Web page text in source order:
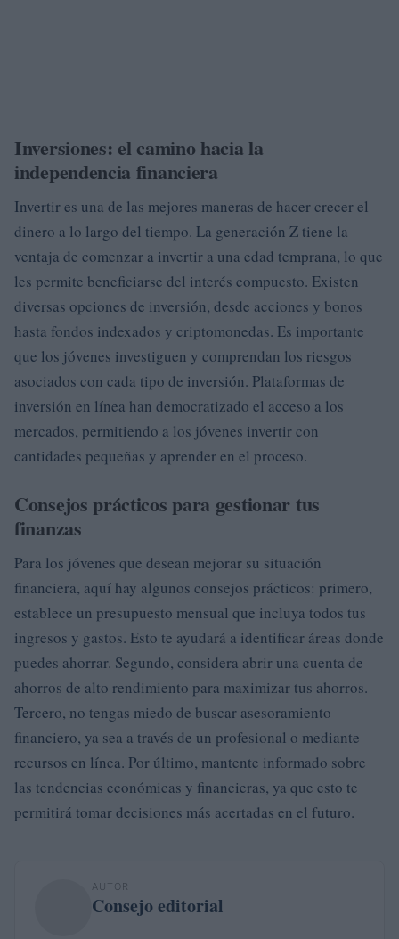
Inversiones: el camino hacia la
independencia financiera
Invertir es una de las mejores maneras de hacer crecer el
dinero a lo largo del tiempo. La generación Z tiene la
ventaja de comenzar a invertir a una edad temprana, lo que
les permite beneficiarse del interés compuesto. Existen
diversas opciones de inversión, desde acciones y bonos
hasta fondos indexados y criptomonedas. Es importante
que los jóvenes investiguen y comprendan los riesgos
asociados con cada tipo de inversión. Plataformas de
inversión en línea han democratizado el acceso a los
mercados, permitiendo a los jóvenes invertir con
cantidades pequeñas y aprender en el proceso.
Consejos prácticos para gestionar tus
finanzas
Para los jóvenes que desean mejorar su situación
financiera, aquí hay algunos consejos prácticos: primero,
establece un presupuesto mensual que incluya todos tus
ingresos y gastos. Esto te ayudará a identificar áreas donde
puedes ahorrar. Segundo, considera abrir una cuenta de
ahorros de alto rendimiento para maximizar tus ahorros.
Tercero, no tengas miedo de buscar asesoramiento
financiero, ya sea a través de un profesional o mediante
recursos en línea. Por último, mantente informado sobre
las tendencias económicas y financieras, ya que esto te
permitirá tomar decisiones más acertadas en el futuro.
AUTOR
Consejo editorial